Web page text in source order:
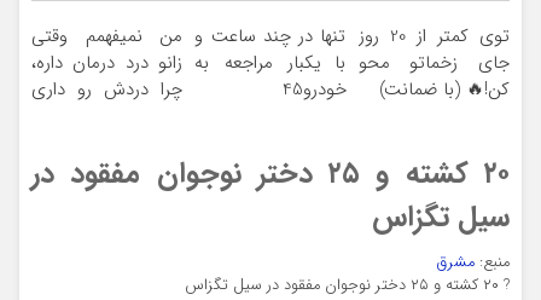
توی کمتر از 20 روز
جای زخماتو محو
کن!🔥 (با ضمانت)
تنها در چند ساعت و
با یکبار مراجعه به
خودرو45
من نمیفهمم وقتی
زانو درد درمان داره،
چرا دردش رو داری
۲۰ کشته و ۲۵ دختر نوجوان مفقود در
سیل تگزاس
منبع: مشرق
?